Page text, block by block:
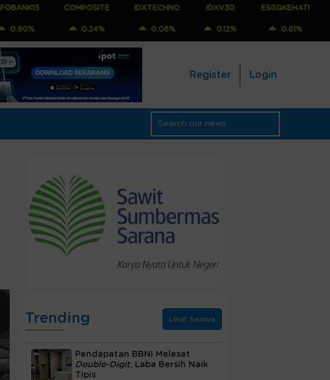
COMPOSITE IDXTECHNO IDXV30
0.12%
ESGQKEHATI
0.61%
Register Login
Trending Lihat Semua
Pendapatan BBNI Melesat
Double-Digit, Laba Bersih Naik
Tipis